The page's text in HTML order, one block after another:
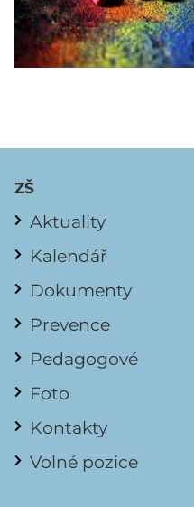
ZŠ
Aktuality
Kalendář
Dokumenty
Prevence
Pedagogové
Foto
Kontakty
Volné pozice